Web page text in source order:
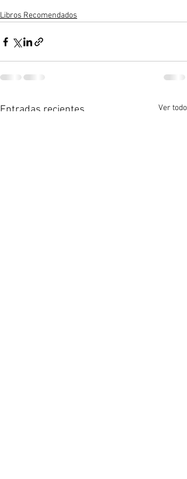
Libros Recomendados
Entradas recientes Ver todo